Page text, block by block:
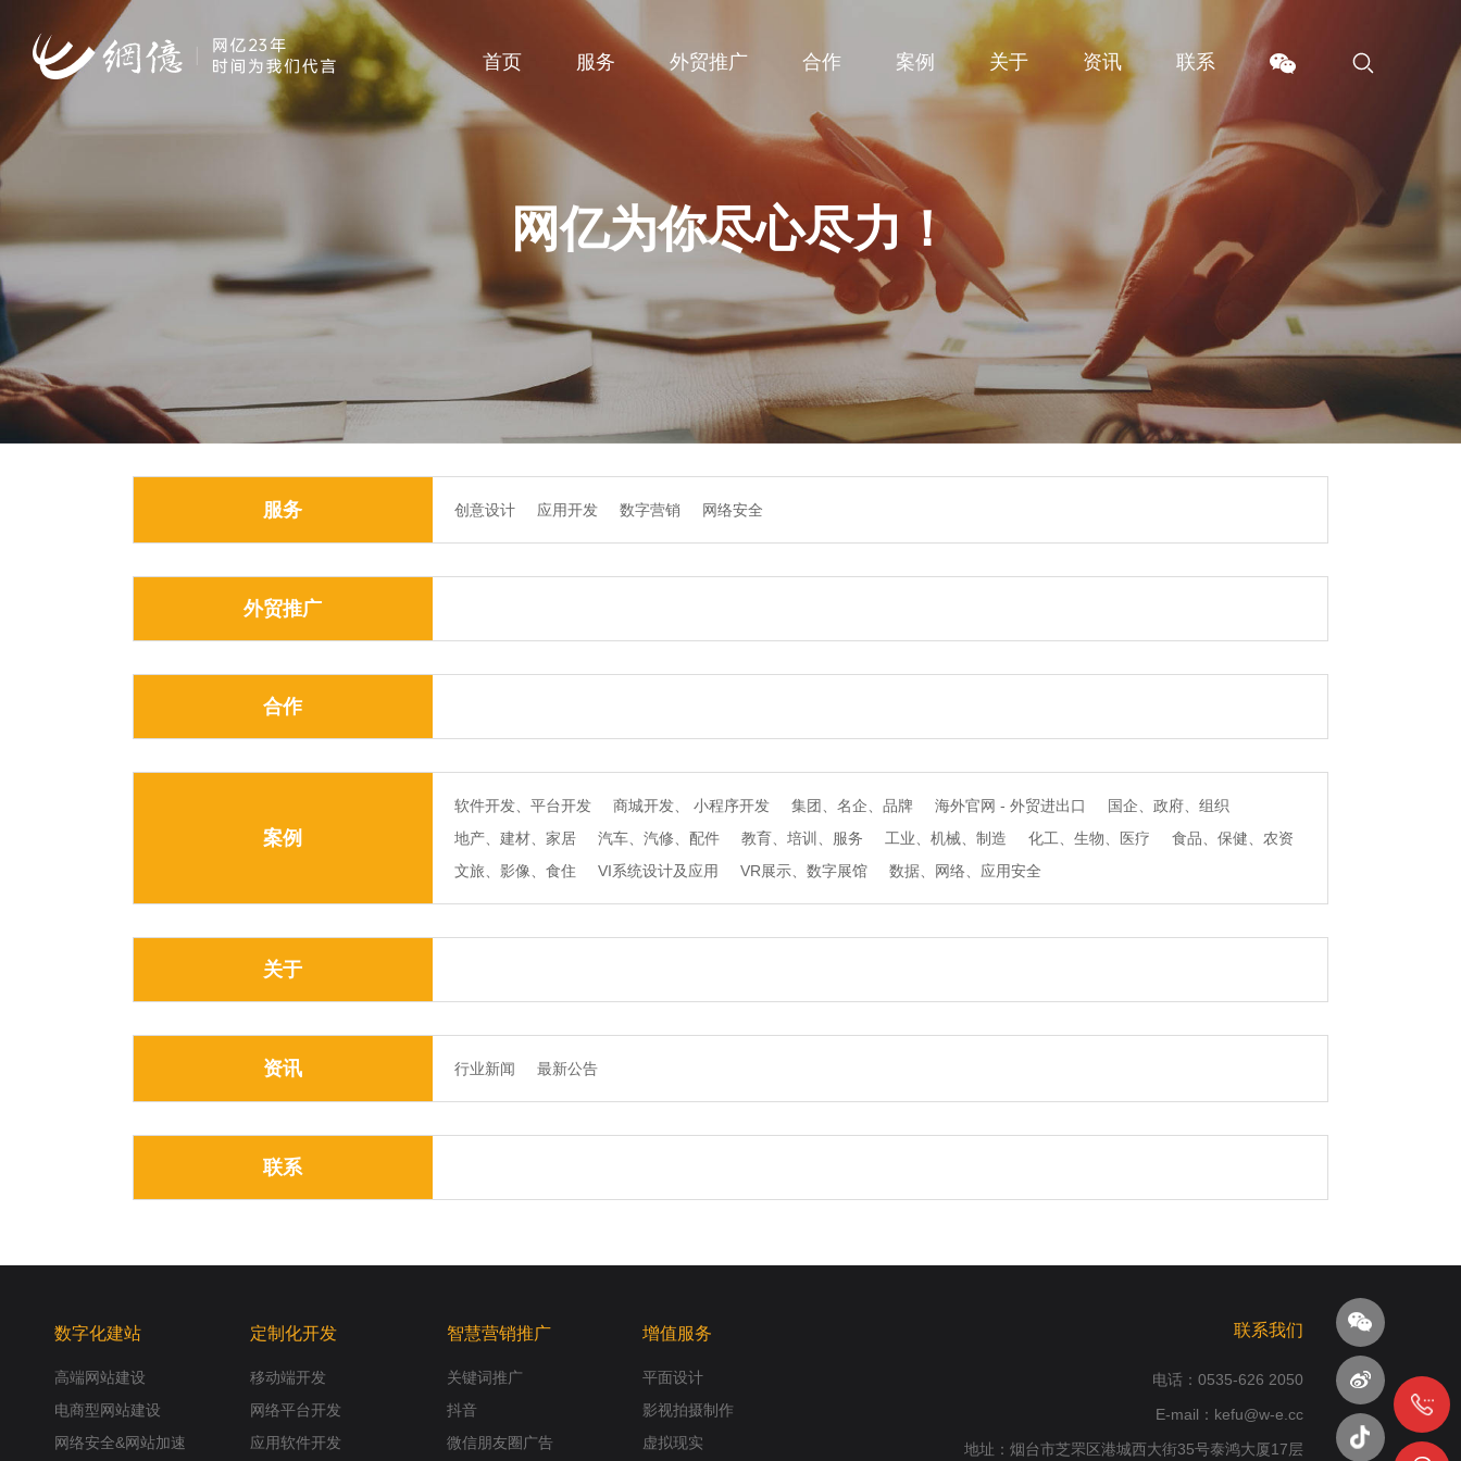
首页 服务 外贸推广 合作 案例 关于 资讯 联系
网亿为你尽心尽力！
服务 创意设计 应用开发 数字营销 网络安全
外贸推广
合作
案例
软件开发、平台开发 商城开发、 小程序开发 集团、名企、品牌 海外官网 - 外贸进出口
国企、政府、组织
地产、建材、家居
汽车、汽修、配件 教育、培训、服务 工业、机械、制造 化工、生物、医疗
食品、保健、农资
文旅、影像、食住
VI系统设计及应用 VR展示、数字展馆 数据、网络、应用安全
关于
资讯 行业新闻 最新公告
联系
数字化建站
高端网站建设
电商型网站建设
网络安全&网站加速
定制化开发
移动端开发
网络平台开发
应用软件开发
智慧营销推广
关键词推广
抖音
微信朋友圈广告
增值服务
平面设计
影视拍摄制作
虚拟现实
联系我们
电话： 0535-626 2050
E-mail：kefu@w-e.cc
地址：烟台市芝罘区港城西大街35号泰鸿大厦17层